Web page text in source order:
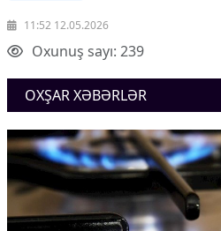
11:52 12.05.2026
Oxunuş sayı: 239
OXŞAR XƏBƏRLƏR